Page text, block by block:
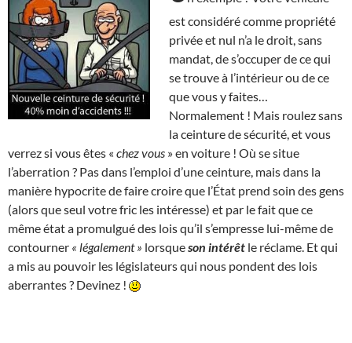
est considéré comme propriété
privée et nul n’a le droit, sans
mandat, de s’occuper de ce qui
se trouve à l’intérieur ou de ce
que vous y faites…
Normalement ! Mais roulez sans
la ceinture de sécurité, et vous
verrez si vous êtes « chez vous » en voiture ! Où se situe
l’aberration ? Pas dans l’emploi d’une ceinture, mais dans la
manière hypocrite de faire croire que l’État prend soin des gens
(alors que seul votre fric les intéresse) et par le fait que ce
même état a promulgué des lois qu’il s’empresse lui-même de
contourner « légalement » lorsqueson intérêt le réclame. Et qui
a mis au pouvoir les législateurs qui nous pondent des lois
aberrantes ? Devinez !